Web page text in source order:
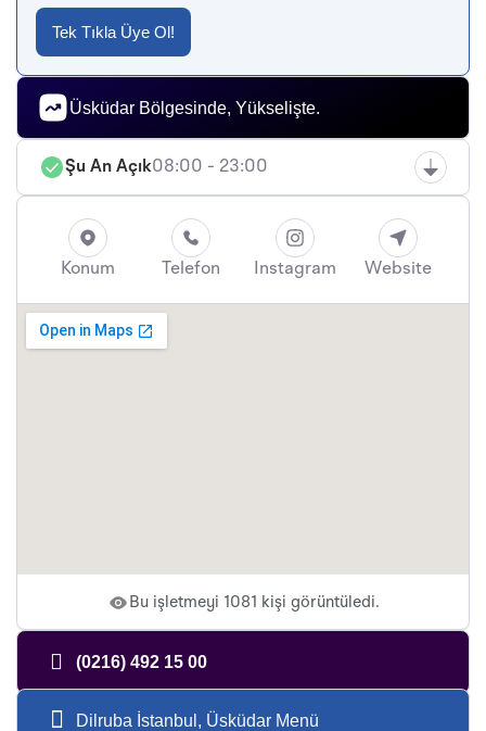
Tek Tıkla Üye Ol!
Üsküdar Bölgesinde, Yükselişte.
Şu An Açık08:00 - 23:00
Konum Telefon Instagram Website
Bu işletmeyi 1081 kişi görüntüledi.
(0216) 492 15 00
Dilruba İstanbul, Üsküdar Menü